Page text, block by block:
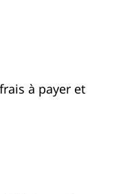
à payer et